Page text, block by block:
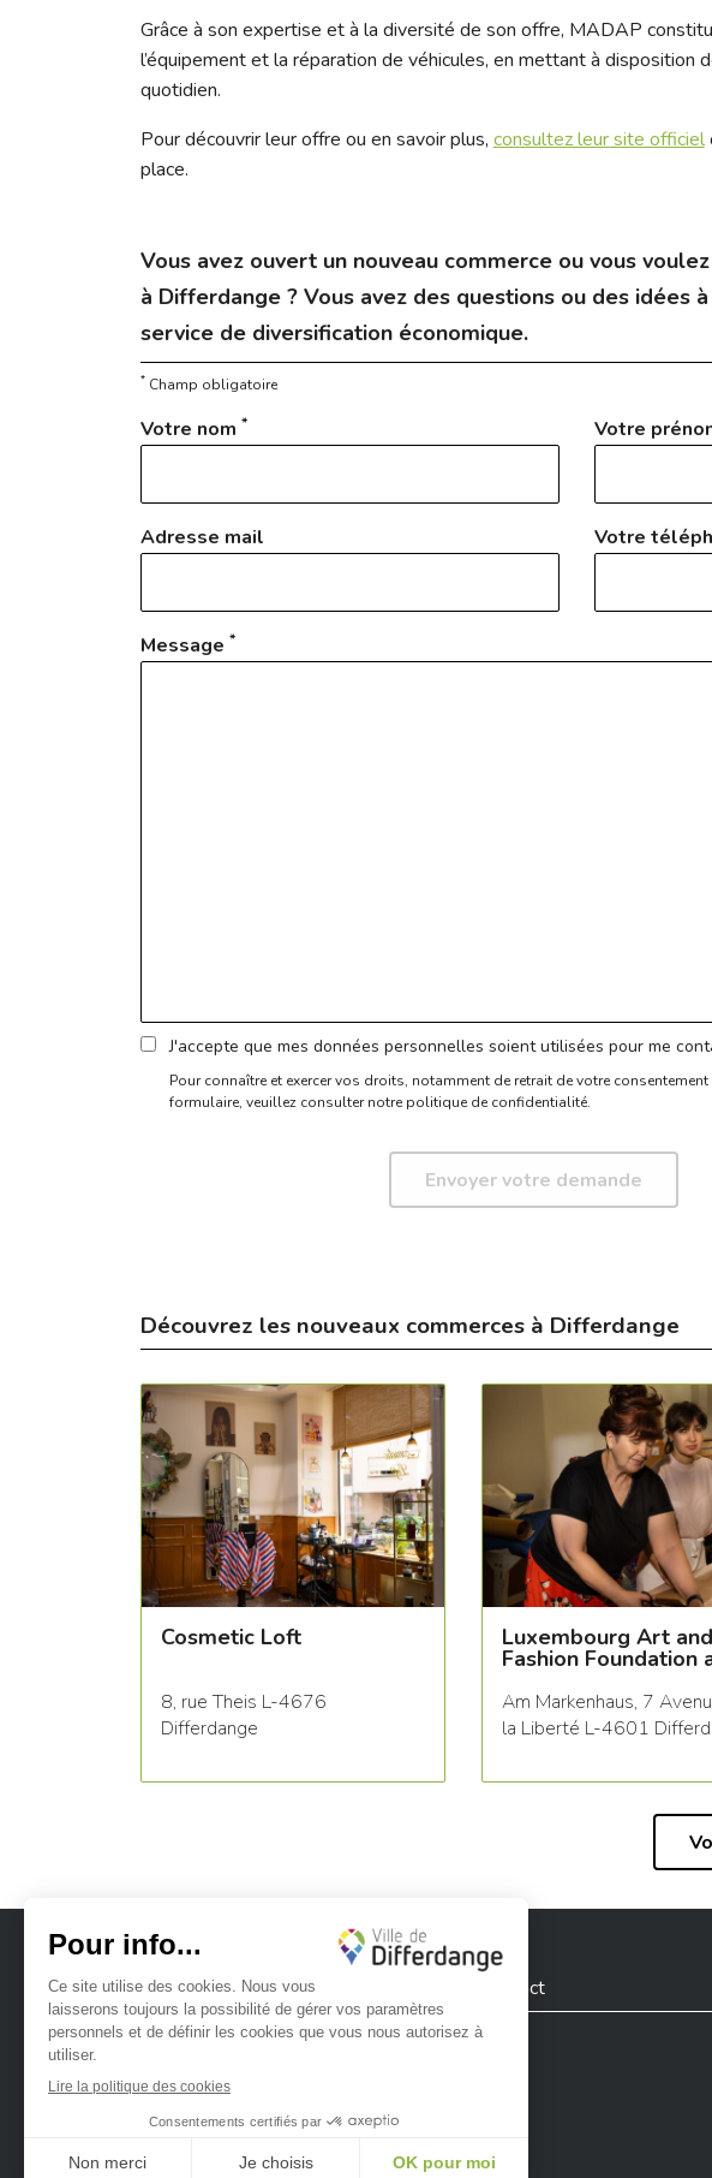
Grâce à son expertise et à la diversité de son offre, MADAP
l’équipement et la réparation de véhicules, en mettant à disposition
quotidien.
Pour découvrir leur offre ou en savoir plus, consultez leur site officiel
place.
Vous avez ouvert un nouveau commerce ou vous
à Differdange ? Vous avez des questions ou des idées
service de diversification économique.
*Champ obligatoire
Votre nom * Votre
Adresse mail Votre
Message *
J'accepte que mes données personnelles soient utilisées pour me
Pour connaître et exercer vos droits, notamment de retrait de votre
formulaire, veuillez consulter notre politique de confidentialité.
Découvrez les nouveaux commerces à Differdange
Cosmetic Loft
8, rue Theis L-4676
Differdange
Luxembourg Art and
Fashion Foundation
Am Markenhaus, 7
la Liberté L-4601
Ville de Differdange sur Facebook
Ville de Differdange sur Instagram
Ville de Differdange sur YouTube
Contact